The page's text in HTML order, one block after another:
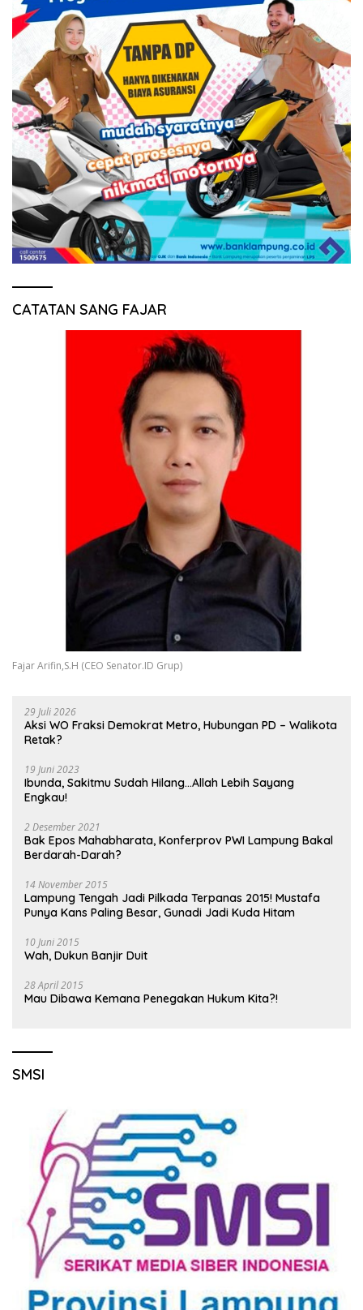
CATATAN SANG FAJAR
Fajar Arifin,S.H (CEO Senator.ID Grup)
29 Juli 2026
Aksi WO Fraksi Demokrat Metro, Hubungan PD – Walikota
Retak?
19 Juni 2023
Ibunda, Sakitmu Sudah Hilang…Allah Lebih Sayang
Engkau!
2 Desember 2021
Bak Epos Mahabharata, Konferprov PWI Lampung Bakal
Berdarah-Darah?
14 November 2015
Lampung Tengah Jadi Pilkada Terpanas 2015! Mustafa
Punya Kans Paling Besar, Gunadi Jadi Kuda Hitam
10 Juni 2015
Wah, Dukun Banjir Duit
28 April 2015
Mau Dibawa Kemana Penegakan Hukum Kita?!
SMSI